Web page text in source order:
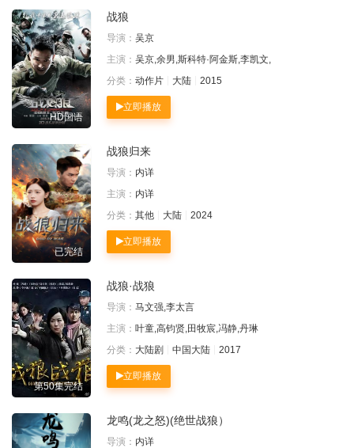
HD国语
战狼
导演： 吴京
主演： 吴京,余男,斯科特·阿金斯,李凯文,
分类： 动作片 大陆 2015
立即播放
已完结
战狼归来
导演： 内详
主演： 内详
分类： 其他 大陆 2024
立即播放
第50集完结
战狼·战狼
导演： 马文强,李太言
主演： 叶童,高钧贤,田牧宸,冯静,丹琳
分类： 大陆剧 中国大陆 2017
立即播放
龙鸣(龙之怒)(绝世战狼）
导演： 内详